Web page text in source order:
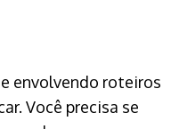
envolvendo roteiros
Você precisa se